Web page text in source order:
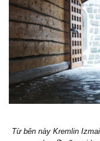
Từ bên này Kremlin